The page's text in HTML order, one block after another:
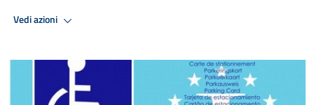
Vedi azioni